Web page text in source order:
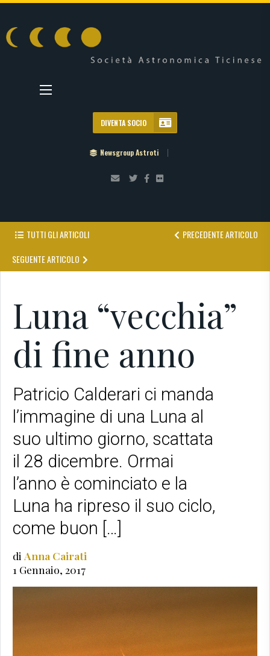
DIVENTA SOCIO
Newsgroup Astroti
TUTTI GLI ARTICOLI
PRECEDENTE ARTICOLO
SEGUENTE ARTICOLO
Luna “vecchia”
di fine anno
Patricio Calderari ci manda
l’immagine di una Luna al
suo ultimo giorno, scattata
il 28 dicembre. Ormai
l’anno è cominciato e la
Luna ha ripreso il suo ciclo,
come buon […]
di Anna Cairati
1 Gennaio, 2017